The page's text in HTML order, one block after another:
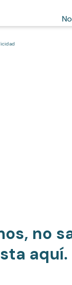
no
aquí.